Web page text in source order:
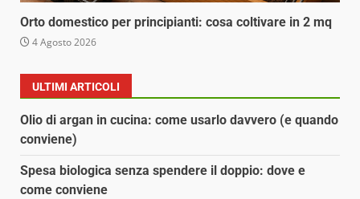
Orto domestico per principianti: cosa coltivare in 2 mq
4 Agosto 2026
ULTIMI ARTICOLI
Olio di argan in cucina: come usarlo davvero (e quando
conviene)
Spesa biologica senza spendere il doppio: dove e
come conviene